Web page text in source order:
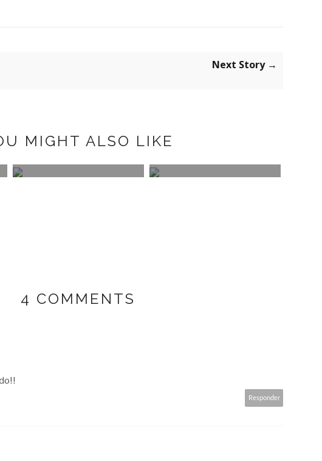
Next Story →
MIGHT ALSO LIKE
4 COMMENTS
Responder